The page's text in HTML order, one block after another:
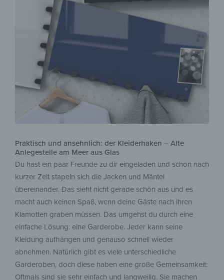
Praktisch und ansehnlich: der Kleiderhaken – Alte
Anlegestelle am Meer aus Glas
Du hast ein paar Freunde zu dir eingeladen und schon nach
kurzer Zeit stapeln sich die Jacken und Mäntel
übereinander. Das sieht nicht gerade schön aus und es
macht auch keinen Spaß, wenn deine Gäste nach ihren
Klamotten graben müssen. Das umgehst du durch eine
einfache Lösung: eine Garderobe. Jeder kann seine
Kleidung aufhängen und genauso schnell wieder
abnehmen. Natürlich gibt es viele unterschiedliche
Garderoben, doch diese haben eine große Gemeinsamkeit:
Oftmals sind sie sehr einfach und langweilig. Sie machen